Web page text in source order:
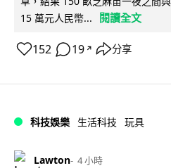
15 萬元人民幣...
閱讀全文
152 19 ↗ 分享
科技娛樂 生活科技 玩具
Lawton 4 小時